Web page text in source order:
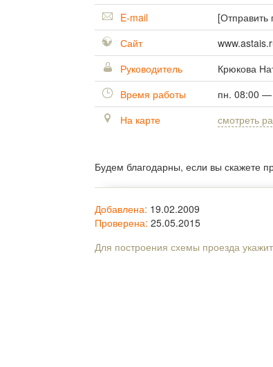
E-mail
[Отправить
Сайт
Руководитель
Крюкова
Время работы
пн. 08:00 —
На карте
смотреть
Будем благодарны, если вы скажете
Добавлена: 19.02.2009
Проверена: 25.05.2015
Для построения схемы проезда